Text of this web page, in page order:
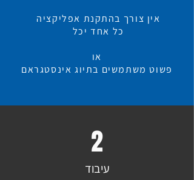
אין צורך בהתקנת אפליקציה
כל אחד יכל
או
פשוט משתמשים בתיוג אינסטגראם
2
עיבוד